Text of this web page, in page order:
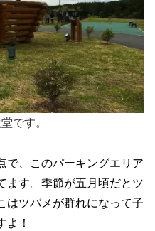
です。
で、このパーキングエリア
ます。季節が五月頃だとツ
はツバメが群れになって子
よ！